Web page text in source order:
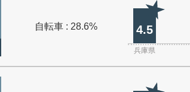
自転車 : 28.6% 4.5
兵庫県